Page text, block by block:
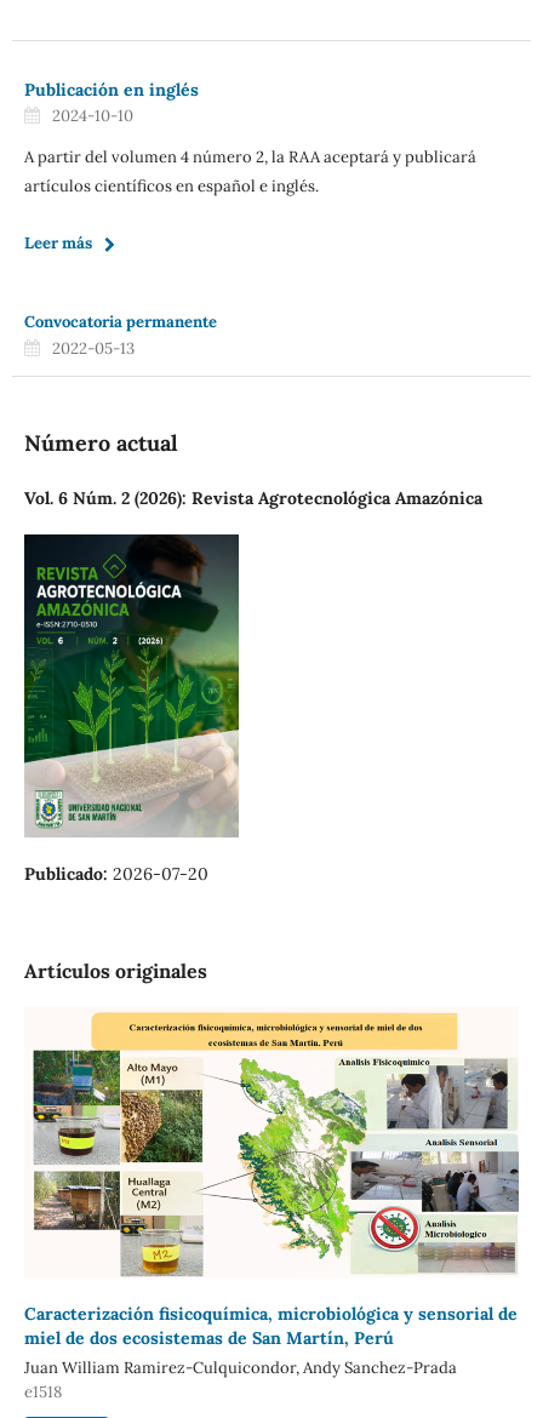
Publicación en inglés
2024-10-10
A partir del volumen 4 número 2, la RAA aceptará y publicará
artículos científicos en español e inglés.
Leer más
Convocatoria permanente
2022-05-13
Número actual
Vol. 6 Núm. 2 (2026): Revista Agrotecnológica Amazónica
Publicado: 2026-07-20
Artículos originales
Caracterización fisicoquímica, microbiológica y sensorial de
miel de dos ecosistemas de San Martín, Perú
Juan William Ramirez-Culquicondor, Andy Sanchez-Prada
e1518